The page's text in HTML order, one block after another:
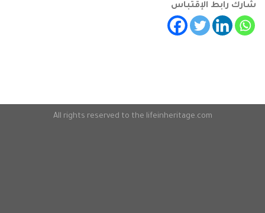
شارك رابط الإقتباس
All rights reserved to the lifeinheritage.com